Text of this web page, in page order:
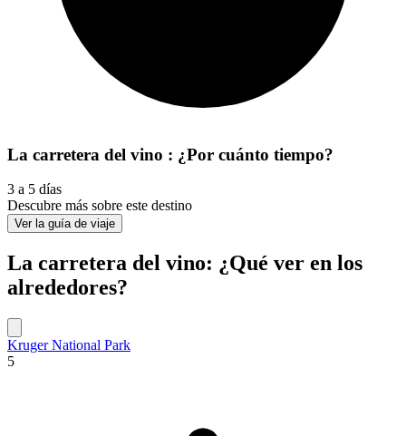
La carretera del vino : ¿Por cuánto tiempo?
3 a 5 días
Descubre más sobre este destino
Ver la guía de viaje
La carretera del vino: ¿Qué ver en los
alrededores?
Kruger National Park
5